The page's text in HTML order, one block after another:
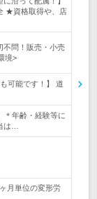
★資格取得や、店
不問！販売・小売
境>
可能です！】 道
＊年齢・経験等に
は…
月単位の変形労